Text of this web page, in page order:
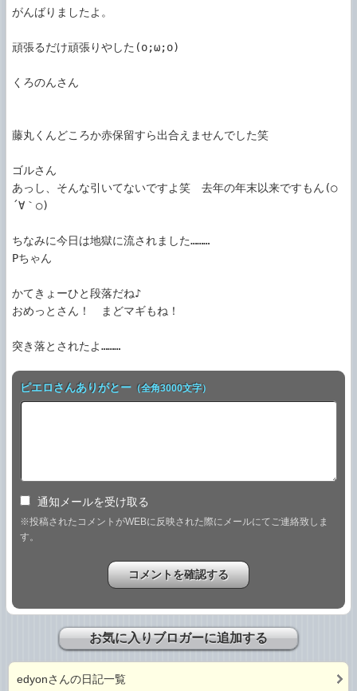
がんばりましたよ。
頑張るだけ頑張りやした(o;ω;o)
くろのんさん
藤丸くんどころか赤保留すら出合えませんでした笑
ゴルさん
あっし、そんな引いてないですよ笑　去年の年末以来ですもん(○
´∀｀○)
ちなみに今日は地獄に流されました………
Pちゃん
かてきょーひと段落だね♪
おめっとさん！　まどマギもね！
突き落とされたよ………
ピエロさんありがとー （全角3000文字）
通知メールを受け取る
※投稿されたコメントがWEBに反映された際にメールにてご連絡致しま
す。
お気に入りブロガーに追加する
edyonさんの日記一覧